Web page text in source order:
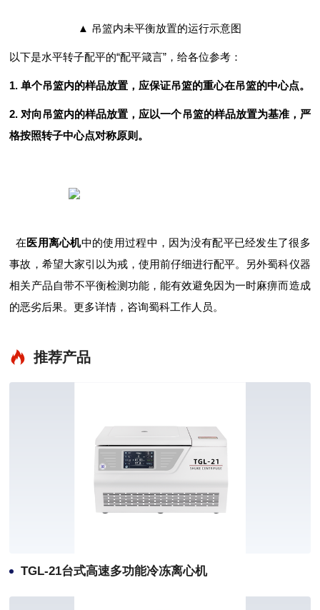
▲ 吊篮内未平衡放置的运行示意图
以下是水平转子配平的“配平箴言”，给各位参考：
1. 单个吊篮内的样品放置，应保证吊篮的重心在吊篮的中心点。
2. 对向吊篮内的样品放置，应以一个吊篮的样品放置为基准，严
格按照转子中心点对称原则。
在医用离心机中的使用过程中，因为没有配平已经发生了很多
事故，希望大家引以为戒，使用前仔细进行配平。另外蜀科仪器
相关产品自带不平衡检测功能，能有效避免因为一时麻痹而造成
的恶劣后果。更多详情，咨询蜀科工作人员。
推荐产品
TGL-21台式高速多功能冷冻离心机